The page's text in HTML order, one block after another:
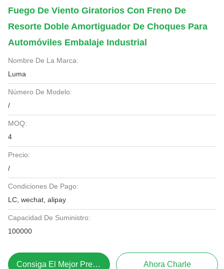
Fuego De Viento Giratorios Con Freno De
Resorte Doble Amortiguador De Choques Para
Automóviles Embalaje Industrial
Nombre De La Marca:
Luma
Número De Modelo:
/
MOQ:
4
Precio:
/
Condiciones De Pago:
LC, wechat, alipay
Capacidad De Suministro:
100000
Consiga El Mejor Precio Ahora Charle